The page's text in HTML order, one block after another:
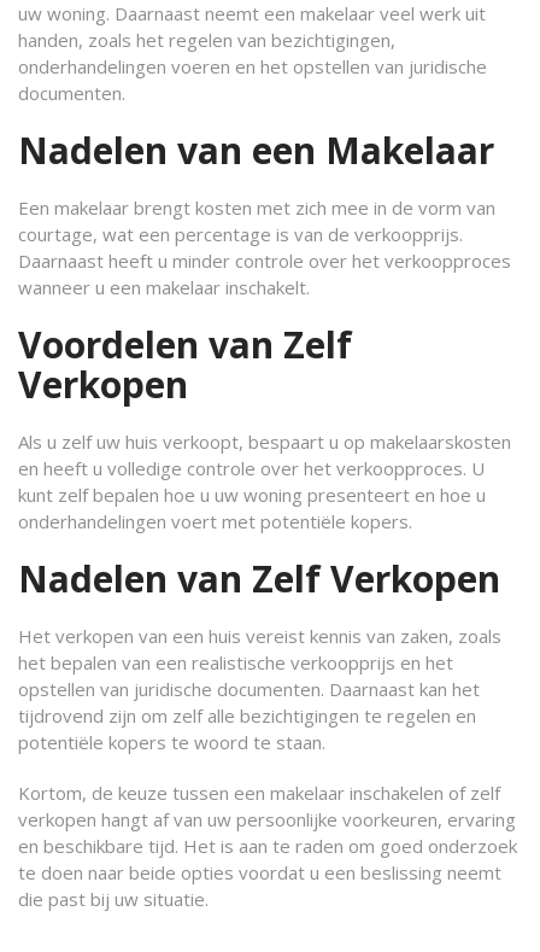
uw woning. Daarnaast neemt een makelaar veel werk uit
handen, zoals het regelen van bezichtigingen,
onderhandelingen voeren en het opstellen van juridische
documenten.
Nadelen van een Makelaar
Een makelaar brengt kosten met zich mee in de vorm van
courtage, wat een percentage is van de verkoopprijs.
Daarnaast heeft u minder controle over het verkoopproces
wanneer u een makelaar inschakelt.
Voordelen van Zelf
Verkopen
Als u zelf uw huis verkoopt, bespaart u op makelaarskosten
en heeft u volledige controle over het verkoopproces. U
kunt zelf bepalen hoe u uw woning presenteert en hoe u
onderhandelingen voert met potentiële kopers.
Nadelen van Zelf Verkopen
Het verkopen van een huis vereist kennis van zaken, zoals
het bepalen van een realistische verkoopprijs en het
opstellen van juridische documenten. Daarnaast kan het
tijdrovend zijn om zelf alle bezichtigingen te regelen en
potentiële kopers te woord te staan.
Kortom, de keuze tussen een makelaar inschakelen of zelf
verkopen hangt af van uw persoonlijke voorkeuren, ervaring
en beschikbare tijd. Het is aan te raden om goed onderzoek
te doen naar beide opties voordat u een beslissing neemt
die past bij uw situatie.